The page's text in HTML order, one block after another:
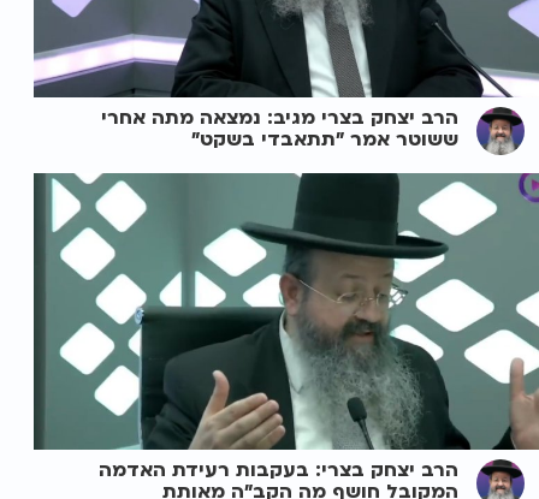
הרב יצחק בצרי מגיב: נמצאה מתה אחרי
ששוטר אמר "תתאבדי בשקט"
הרב יצחק בצרי: בעקבות רעידת האדמה
המקובל חושף מה הקב"ה מאותת